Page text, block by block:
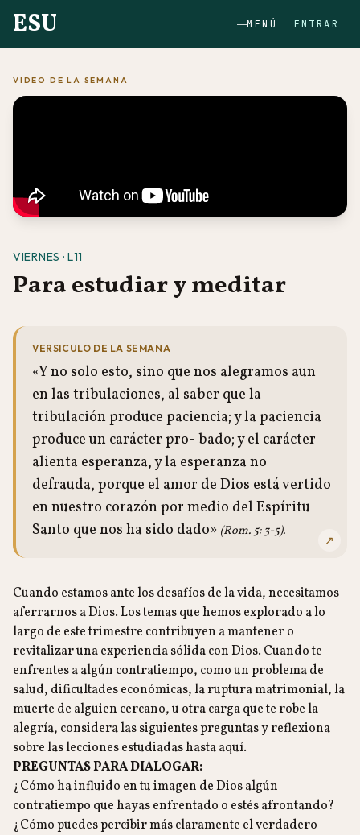
ESU MENÚ ENTRAR
VIDEO DE LA SEMANA
VIERNES · L11
Para estudiar y meditar
VERSICULO DE LA SEMANA
«Y no solo esto, sino que nos alegramos aun
en las tribulaciones, al saber que la
tribulación produce paciencia; y la paciencia
produce un carácter pro- bado; y el carácter
alienta esperanza, y la esperanza no
defrauda, porque el amor de Dios está vertido
en nuestro corazón por medio del Espíritu
Santo que nos ha sido dado» (Rom. 5: 3-5).
↗
Cuando estamos ante los desafíos de la vida, necesitamos
aferrarnos a Dios. Los temas que hemos explorado a lo
largo de este trimestre contribuyen a mantener o
revitalizar una experiencia sólida con Dios. Cuando te
enfrentes a algún contratiempo, como un problema de
salud, dificultades económicas, la ruptura matrimonial, la
muerte de alguien cercano, u otra carga que te robe la
alegría, considera las siguientes preguntas y reflexiona
sobre las lecciones estudiadas hasta aquí.
PREGUNTAS PARA DIALOGAR:
¿Cómo ha influido en tu imagen de Dios algún
contratiempo que hayas enfrentado o estés afrontando?
¿Cómo puedes percibir más claramente el verdadero